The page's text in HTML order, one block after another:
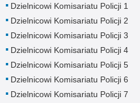
Dzielnicowi Komisariatu Policji 1
Dzielnicowi Komisariatu Policji 2
Dzielnicowi Komisariatu Policji 3
Dzielnicowi Komisariatu Policji 4
Dzielnicowi Komisariatu Policji 5
Dzielnicowi Komisariatu Policji 6
Dzielnicowi Komisariatu Policji 7